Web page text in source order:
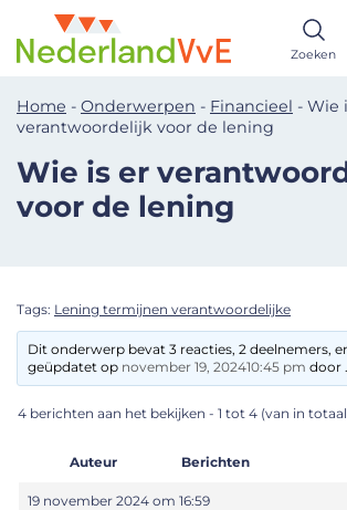
Zoeken
Home - Onderwerpen - Financieel - Wie
verantwoordelijk voor de lening
Wie is er
voor de lening
Tags: Lening termijnen verantwoordelijke
Dit onderwerp bevat 3 reacties, 2 deelnemers,
geüpdatet op november 19, 202410:45 pm door .
4 berichten aan het bekijken - 1 tot 4 (van in
Auteur Berichten
19 november 2024 om 16:59